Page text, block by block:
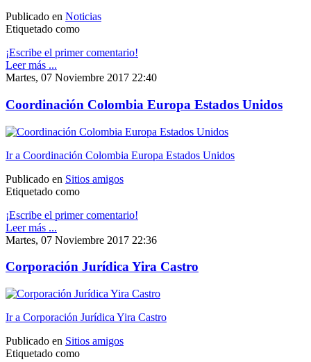
Publicado en Noticias
Etiquetado como
¡Escribe el primer comentario!
Leer más ...
Martes, 07 Noviembre 2017 22:40
Coordinación Colombia Europa Estados Unidos
Ir a Coordinación Colombia Europa Estados Unidos
Publicado en Sitios amigos
Etiquetado como
¡Escribe el primer comentario!
Leer más ...
Martes, 07 Noviembre 2017 22:36
Corporación Jurídica Yira Castro
Ir a Corporación Jurídica Yira Castro
Publicado en Sitios amigos
Etiquetado como